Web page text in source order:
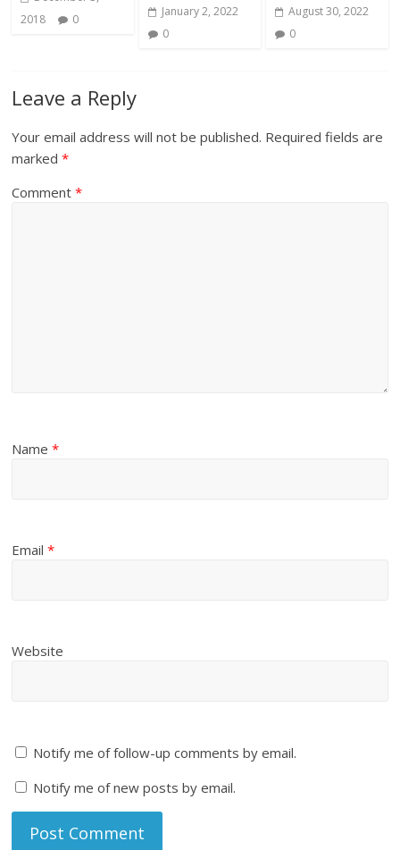
2018
0
January 2, 2022
0
August 30, 2022
0
Leave a Reply
Your email address will not be published. Required fields are
marked*
Comment*
Name*
Email*
Website
Notify me of follow-up comments by email.
Notify me of new posts by email.